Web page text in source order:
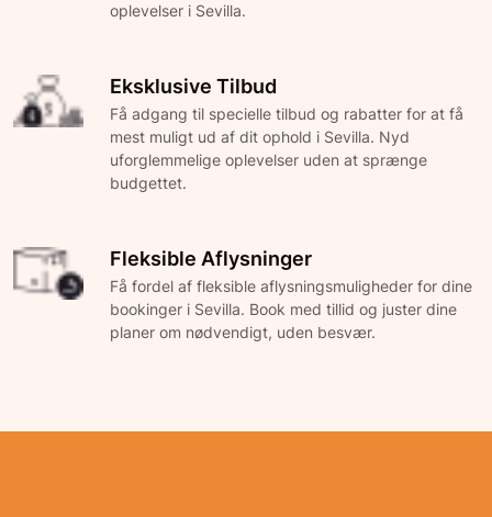
oplevelser i Sevilla.
Eksklusive Tilbud
Få adgang til specielle tilbud og rabatter for at få
mest muligt ud af dit ophold i Sevilla. Nyd
uforglemmelige oplevelser uden at sprænge
budgettet.
Fleksible Aflysninger
Få fordel af fleksible aflysningsmuligheder for dine
bookinger i Sevilla. Book med tillid og juster dine
planer om nødvendigt, uden besvær.